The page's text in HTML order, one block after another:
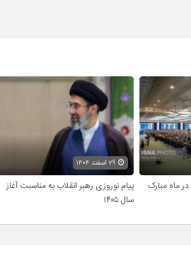
ماه مبارک
پیام نوروزی رهبر انقلاب به مناسبت آغاز
سال ۱۴۰۵